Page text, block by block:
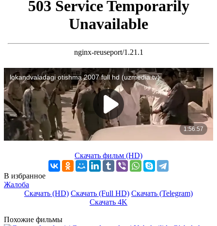
Скачать фильм (HD)
В избранное
Жалоба
Скачать (HD) Скачать (Full HD) Скачать (Telegram)
Скачать 4K
Похожие фильмы